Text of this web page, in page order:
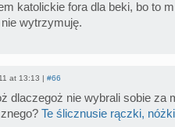
katolickie fora dla beki, bo to
nie wytrzymuję.
at 13:13 | #66
dlaczegoż nie wybrali sobie za
Te ślicznusie rączki,